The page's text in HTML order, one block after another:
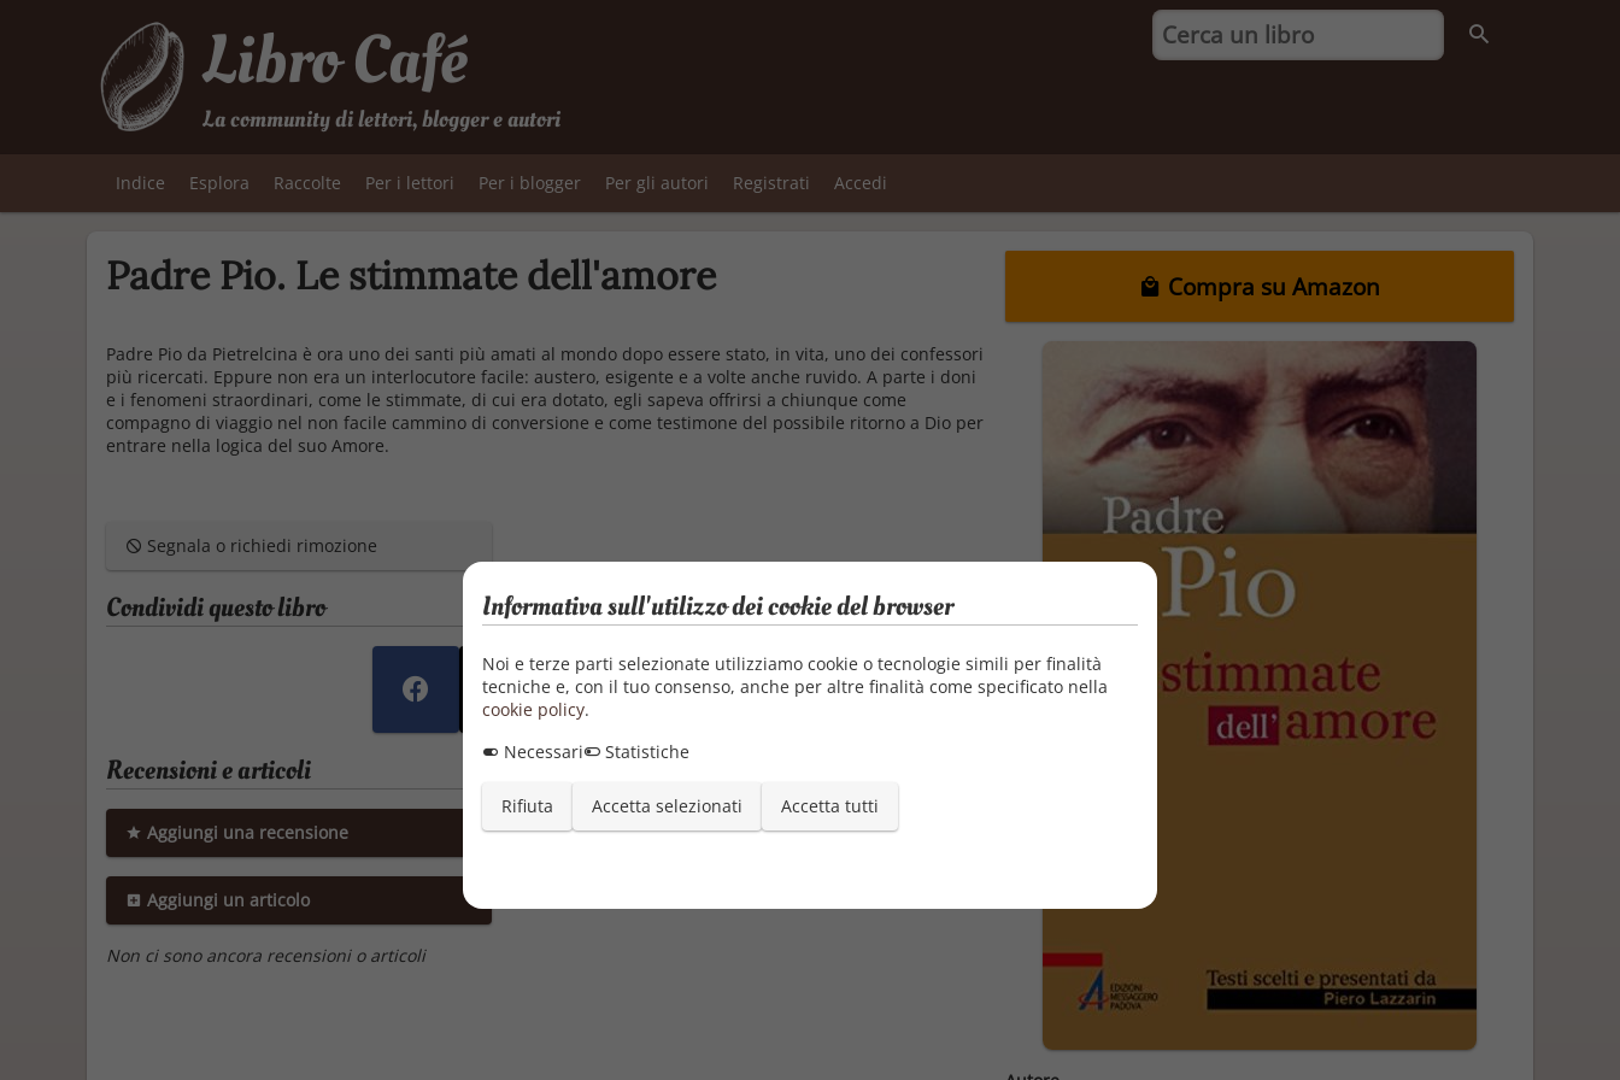
Libro Café
La community di lettori, blogger e autori
Indice Esplora Raccolte Per i lettori Per i blogger Per gli autori Registrati Accedi
Padre Pio. Le stimmate dell'amore Compra su Amazon
Padre Pio da Pietrelcina è ora uno dei santi più amati al mondo dopo essere stato, in vita, uno dei confessori
più ricercati. Eppure non era un interlocutore facile: austero, esigente e a volte anche ruvido. A parte i doni
e i fenomeni straordinari, come le stimmate, di cui era dotato, egli sapeva offrirsi a chiunque come
compagno di viaggio nel non facile cammino di conversione e come testimone del possibile ritorno a Dio per
entrare nella logica del suo Amore.
Segnala o richiedi rimozione
Condividi questo libro
Recensioni e articoli
Aggiungi una recensione
Aggiungi un articolo
Non ci sono ancora recensioni o articoli
Informativa sull'utilizzo dei cookie del browser
Noi e terze parti selezionate utilizziamo cookie o tecnologie simili per finalità
tecniche e, con il tuo consenso, anche per altre finalità come specificato nella
cookie policy.
Necessari
Statistiche
Rifiuta Accetta selezionati Accetta tutti